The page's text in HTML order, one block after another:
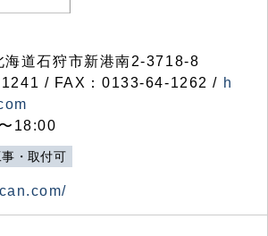
道石狩市新港南2-3718-8
/ FAX：0133-64-1262 / h
18:00
事・取付可